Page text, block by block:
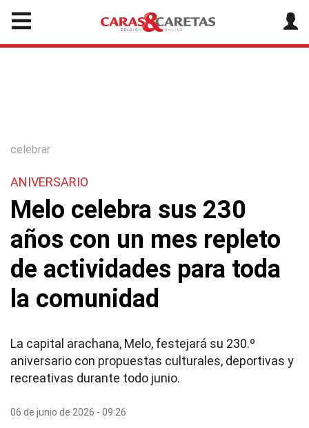
celebrar
ANIVERSARIO
Melo celebra sus 230
años con un mes repleto
de actividades para toda
la comunidad
La capital arachana, Melo, festejará su 230.º
aniversario con propuestas culturales, deportivas y
recreativas durante todo junio.
06 de junio de 2026 - 09:26